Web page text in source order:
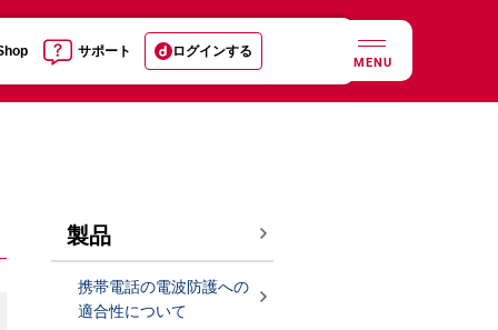
サポート ログインする
MENU
製品
携帯電話の電波防護への
適合性について